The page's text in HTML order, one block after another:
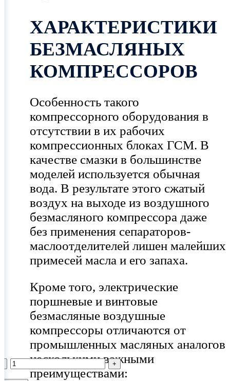
+
+
+
+
+
+
+
+
+
+
+
+
+
+
+
+
+
+
ХАРАКТЕРИСТИКИ
БЕЗМАСЛЯНЫХ
КОМПРЕССОРОВ
Особенность такого
компрессорного оборудования в
отсутствии в их рабочих
компрессионных блоках ГСМ. В
качестве смазки в большинстве
моделей используется обычная
вода. В результате этого сжатый
воздух на выходе из воздушного
безмасляного компрессора даже
без применения сепараторов-
маслоотделителей лишен малейших
примесей масла и его запаха.
Кроме того, электрические
поршневые и винтовые
безмасляные воздушные
компрессоры отличаются от
промышленных масляных аналогов
несколькими важными
преимуществами: